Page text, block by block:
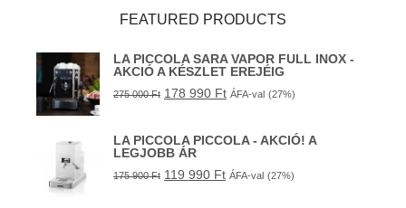
FEATURED PRODUCTS
LA PICCOLA SARA VAPOR FULL INOX -
AKCIÓ A KÉSZLET EREJÉIG
275 000Ft 178 990 Ft ÁFA-val (27%)
LA PICCOLA PICCOLA - AKCIÓ! A
LEGJOBB ÁR
175 900Ft 119 990 Ft ÁFA-val (27%)